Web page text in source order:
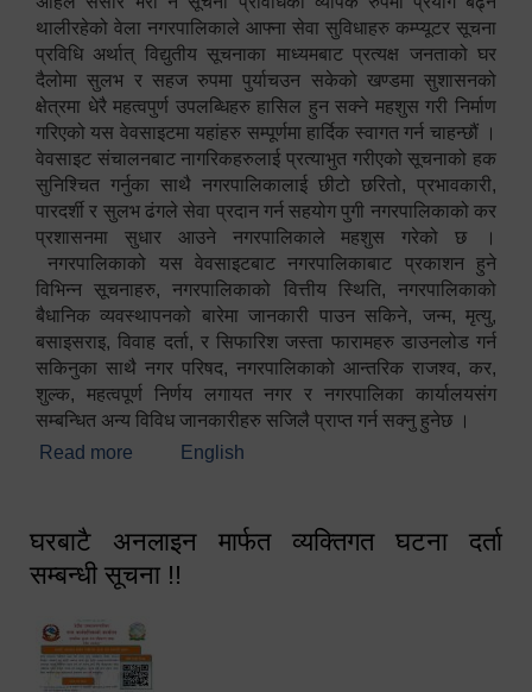
थालीरहेको वेला नगरपालिकाले आफ्ना सेवा सुविधाहरु कम्प्यूटर सूचना
प्रविधि अर्थात् विद्युतीय सूचनाका माध्यमबाट प्रत्यक्ष जनताको घर
दैलोमा सुलभ र सहज रुपमा पुर्याचउन सकेको खण्डमा सुशासनको
क्षेत्रमा धेरै महत्वपुर्ण उपलब्धिहरु हासिल हुन सक्ने महशुस गरी निर्माण
गरिएको यस वेवसाइटमा यहांहरु सम्पूर्णमा हार्दिक स्वागत गर्न चाहन्छौं ।
वेवसाइट संचालनबाट नागरिकहरुलाई प्रत्याभुत गरीएको सूचनाको हक
सुनिश्चित गर्नुका साथै नगरपालिकालाई छीटो छरितो, प्रभावकारी,
पारदर्शी र सुलभ ढंगले सेवा प्रदान गर्न सहयोग पुगी नगरपालिकाको कर
प्रशासनमा सुधार आउने नगरपालिकाले महशुस गरेको छ ।
नगरपालिकाको यस वेवसाइटबाट नगरपालिकाबाट प्रकाशन हुने
विभिन्न सूचनाहरु, नगरपालिकाको वित्तीय स्थिति, नगरपालिकाको
बैधानिक व्यवस्थापनको बारेमा जानकारी पाउन सकिने, जन्म, मृत्यु,
बसाइसराइ, विवाह दर्ता, र सिफारिश जस्ता फारामहरु डाउनलोड गर्न
सकिनुका साथै नगर परिषद, नगरपालिकाको आन्तरिक राजश्व, कर,
शुल्क, महत्वपूर्ण निर्णय लगायत नगर र नगरपालिका कार्यालयसंग
सम्बन्धित अन्य विविध जानकारीहरु सजिलै प्राप्त गर्न सक्नु हुनेछ ।
Read more about स्वागतम!!!
English
घरबाटै अनलाइन मार्फत व्यक्तिगत घटना दर्ता
सम्बन्धी सूचना !!